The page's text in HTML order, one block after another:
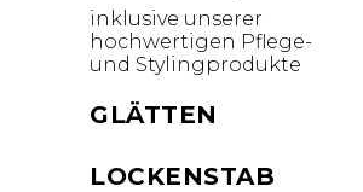
inklusive unserer
hochwertigen Pflege-
und Stylingprodukte
GLÄTTEN
LOCKENSTAB